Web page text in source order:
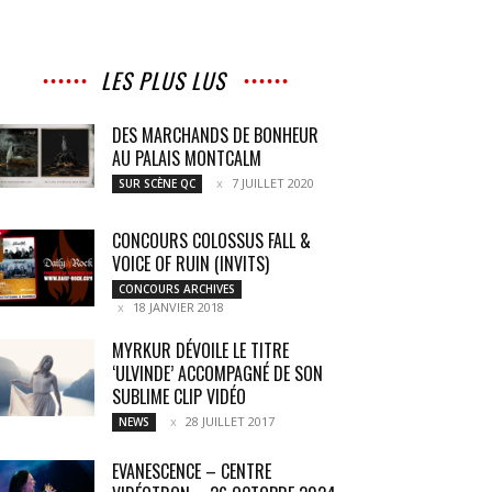
LES PLUS LUS
DES MARCHANDS DE BONHEUR
AU PALAIS MONTCALM
SUR SCÈNE QC 7 JUILLET 2020
CONCOURS COLOSSUS FALL &
VOICE OF RUIN (INVITS)
CONCOURS ARCHIVES
18 JANVIER 2018
MYRKUR DÉVOILE LE TITRE
‘ULVINDE’ ACCOMPAGNÉ DE SON
SUBLIME CLIP VIDÉO
NEWS 28 JUILLET 2017
EVANESCENCE – CENTRE